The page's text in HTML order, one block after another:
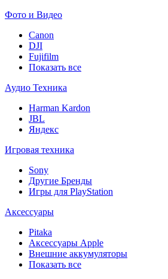
Фото и Видео
Canon
DJI
Fujifilm
Показать все
Аудио Техника
Harman Kardon
JBL
Яндекс
Игровая техника
Sony
Другие Бренды
Игры для PlayStation
Аксессуары
Pitaka
Аксессуары Apple
Внешние аккумуляторы
Показать все